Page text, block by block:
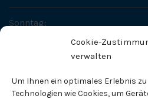
Cookie-
verwalten
Um Ihnen ein optimales Erlebnis
Technologien wie Cookies, um
Sonntag:
SO ERREICHEN SIE UNS
Fachtierärztliches Zentrum - Dr.
Fachtierarzt für Kleintiere